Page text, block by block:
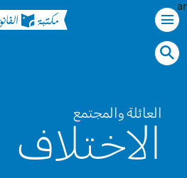
ar
العائلة والمجتمع
الاختلاف